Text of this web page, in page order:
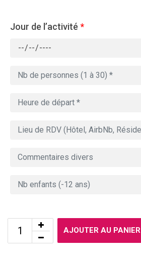
Jour de l’activité *
AJOUTER AU PANIER